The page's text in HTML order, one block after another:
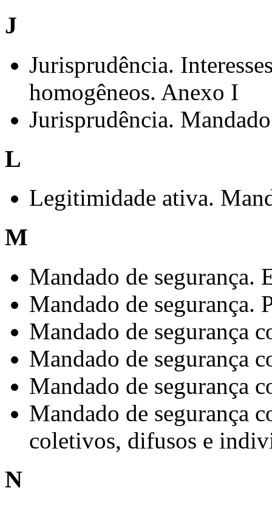
J
Jurisprudência.
homogêneos. Anexo I
Jurisprudência.
L
Legitimidade ativa.
M
Mandado de segurança.
Mandado de segurança.
Mandado de segurança
Mandado de segurança
Mandado de segurança
Mandado de segurança
coletivos, difusos e
N